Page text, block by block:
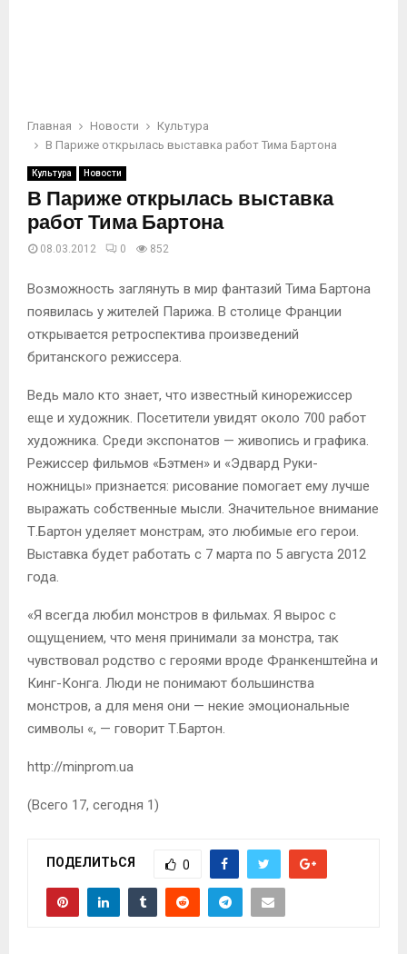
Главная Новости
Культура
В Париже открылась выставка работ Тима Бартона
Культура Новости
В Париже открылась выставка
работ Тима Бартона
08.03.2012 0 852
Возможность заглянуть в мир фантазий Тима Бартона
появилась у жителей Парижа. В столице Франции
открывается ретроспектива произведений
британского режиссера.
Ведь мало кто знает, что известный кинорежиссер
еще и художник. Посетители увидят около 700 работ
художника. Среди экспонатов — живопись и графика.
Режиссер фильмов «Бэтмен» и «Эдвард Руки-
ножницы» признается: ​​рисование помогает ему лучше
выражать собственные мысли. Значительное внимание
Т.Бартон уделяет монстрам, это любимые его герои.
Выставка будет работать с 7 марта по 5 августа 2012
года.
«Я всегда любил монстров в фильмах. Я вырос с
ощущением, что меня принимали за монстра, так
чувствовал родство с героями вроде Франкенштейна и
Кинг-Конга. Люди не понимают большинства
монстров, а для меня они — некие эмоциональные
символы «, — говорит Т.Бартон.
http://minprom.ua
(Всего 17, сегодня 1)
ПОДЕЛИТЬСЯ 0